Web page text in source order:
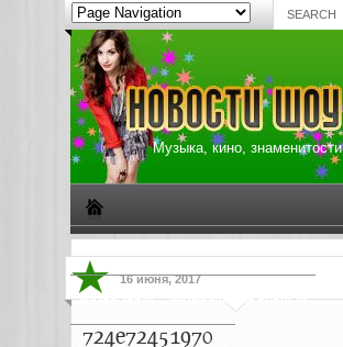
Музыка, кино, знаменитости
Жизнь звезд Музыкальные новости
16 июня, 2017
724e72451970